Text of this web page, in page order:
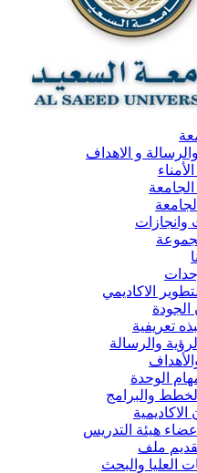
والرسالة و الاهداف
وانجازات
الاكاديمي
تعريفية
الرؤية والرسالة
الوحدة
الخطط والبرامج
اعضاء هيئة التدريس
ملف
العليا والبحث